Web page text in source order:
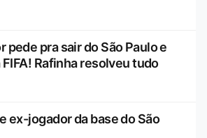
pede pra sair do São Paulo e
FIFA! Rafinha resolveu tudo
ex-jogador da base do São